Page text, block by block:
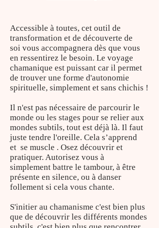
Accessible à toutes, cet outil de
transformation et de découverte de
soi vous accompagnera dès que vous
en ressentirez le besoin. Le voyage
chamanique est puissant car il permet
de trouver une forme d'autonomie
spirituelle, simplement et sans chichis !
Il n'est pas nécessaire de parcourir le
monde ou les stages pour se relier aux
mondes subtils, tout est déjà là. Il faut
juste tendre l'oreille. Cela s’apprend
et se muscle . Osez découvrir et
pratiquer. Autorisez vous à
simplement battre le tambour, à être
présente en silence, ou à danser
follement si cela vous chante.
S'initier au chamanisme c'est bien plus
que de découvrir les différents mondes